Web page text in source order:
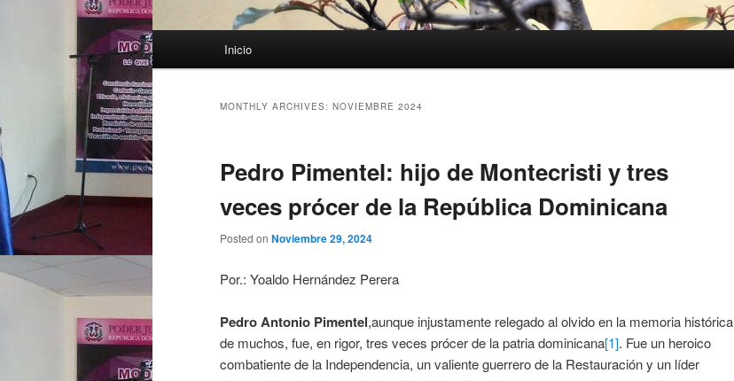
Skip to primary content
Skip to secondary content
Inicio
MONTHLY ARCHIVES: NOVIEMBRE 2024
Pedro Pimentel: hijo de Montecristi y tres
veces prócer de la República Dominicana
Posted on Noviembre 29, 2024
Por.: Yoaldo Hernández Perera
Pedro Antonio Pimentel,aunque injustamente relegado al olvido en la memoria histórica
de muchos, fue, en rigor, tres veces prócer de la patria dominicana[1]. Fue un heroico
combatiente de la Independencia, un valiente guerrero de la Restauración y un líder